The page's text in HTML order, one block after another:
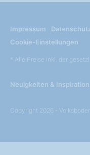
Impressum
Cookie-Einstellungen
* Alle Preise inkl. der
Neuigkeiten &
Copyright 2026 -